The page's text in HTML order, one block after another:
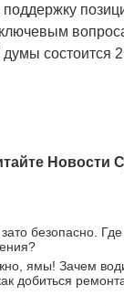
поддержку
состоится
Новости
безопасно.
ямы! Зачем
добиться